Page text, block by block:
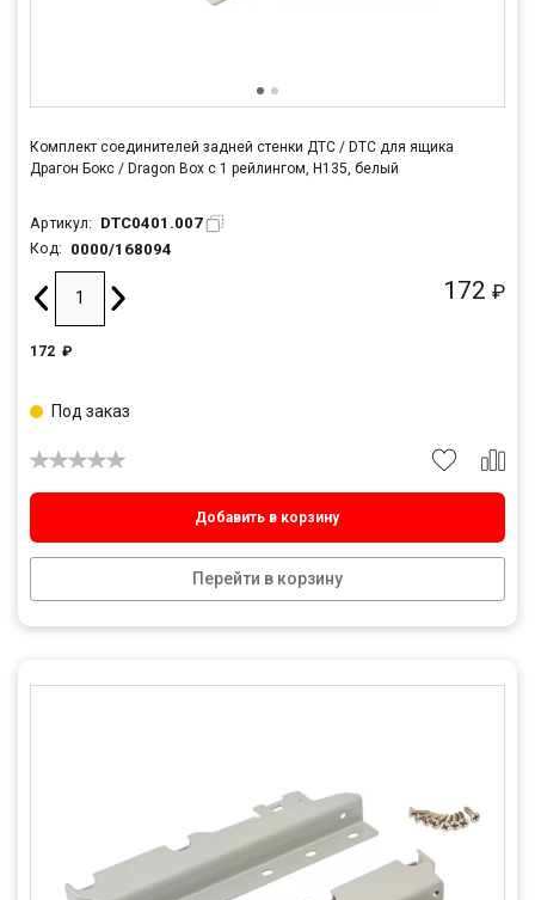
Комплект соединителей задней стенки ДТС / DTC для ящика
Драгон Бокс / Dragon Box с 1 рейлингом, H135, белый
Артикул: DTC0401.007
Код: 0000/168094
172 ₽
172 ₽
Добавить в корзину
Перейти в корзину
Под заказ